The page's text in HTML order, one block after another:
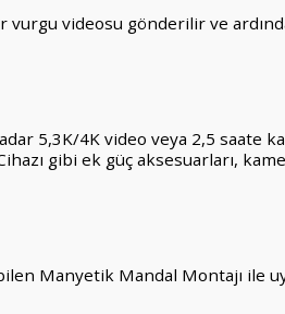
vurgu videosu gönderilir ve
5,3K/4K video veya 2,5 saate
gibi ek güç aksesuarları,
Manyetik Mandal Montajı ile